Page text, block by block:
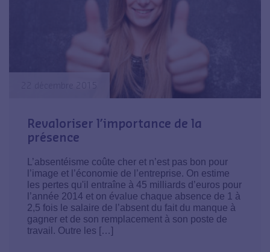
Revaloriser l’importance de la
présence
L’absentéisme coûte cher et n’est pas bon pour
l’image et l’économie de l’entreprise. On estime
les pertes qu'il entraîne à 45 milliards d’euros pour
l’année 2014 et on évalue chaque absence de 1 à
2,5 fois le salaire de l’absent du fait du manque à
gagner et de son remplacement à son poste de
travail. Outre les […]